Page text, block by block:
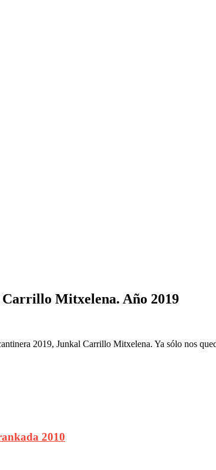
Mitxelena. Año 2019
2019, Junkal Carrillo Mitxelena. Ya sólo nos
2010